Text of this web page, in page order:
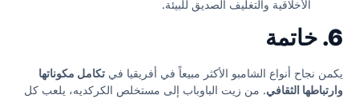
الأخلاقية والتغليف الصديق للبيئة.
6. خاتمة
يكمن نجاح أنواع الشامبو الأكثر مبيعاً في أفريقيا في تكامل مكوناتها
وارتباطها الثقافي. من زيت الباوباب إلى مستخلص الكركديه، يلعب كل